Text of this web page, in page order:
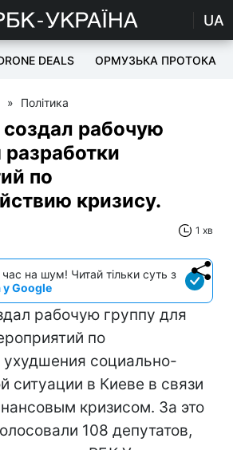
UA
DEALS ОРМУЗЬКА ПРОТОКА
» Політика
рабочую
разработки
по
кризису.
1 хв
на шум! Читай тільки суть з
у Google
рабочую группу для
по
социально-
ситуации в Киеве в связи
кризисом. За это
108 депутатов,